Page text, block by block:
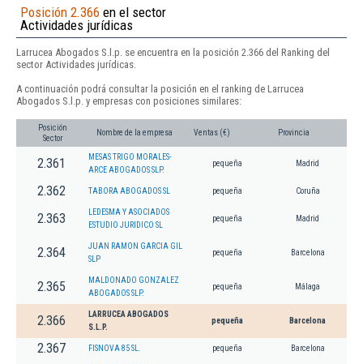
Posición 2.366 en el sector
Actividades jurídicas
Larrucea Abogados S.l.p. se encuentra en la posición 2.366 del Ranking del
sector Actividades jurídicas.
A continuación podrá consultar la posición en el ranking de Larrucea
Abogados S.l.p. y empresas con posiciones similares:
Posición
Sector
Nombre de la empresa Ventas (€) Provincia
2.361
MESAS TRIGO MORALES-
ARCE ABOGADOS SLP.
pequeña Madrid
2.362 TABORA ABOGADOS SL pequeña Coruña
2.363
LEDESMA Y ASOCIADOS
ESTUDIO JURIDICO SL
pequeña Madrid
2.364
JUAN RAMON GARCIA GIL
SLP
pequeña Barcelona
2.365
MALDONADO GONZALEZ
ABOGADOS SLP.
pequeña Málaga
2.366
LARRUCEA ABOGADOS
S.L.P.
pequeña Barcelona
2.367 FISNOVA 85 SL. pequeña Barcelona